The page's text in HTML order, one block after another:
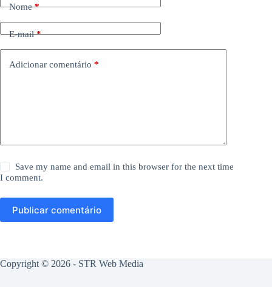
Nome*
E-mail*
Adicionar comentário *
Save my name and email in this browser for the next time
I comment.
Publicar comentário
Copyright © 2026 - STR Web Media